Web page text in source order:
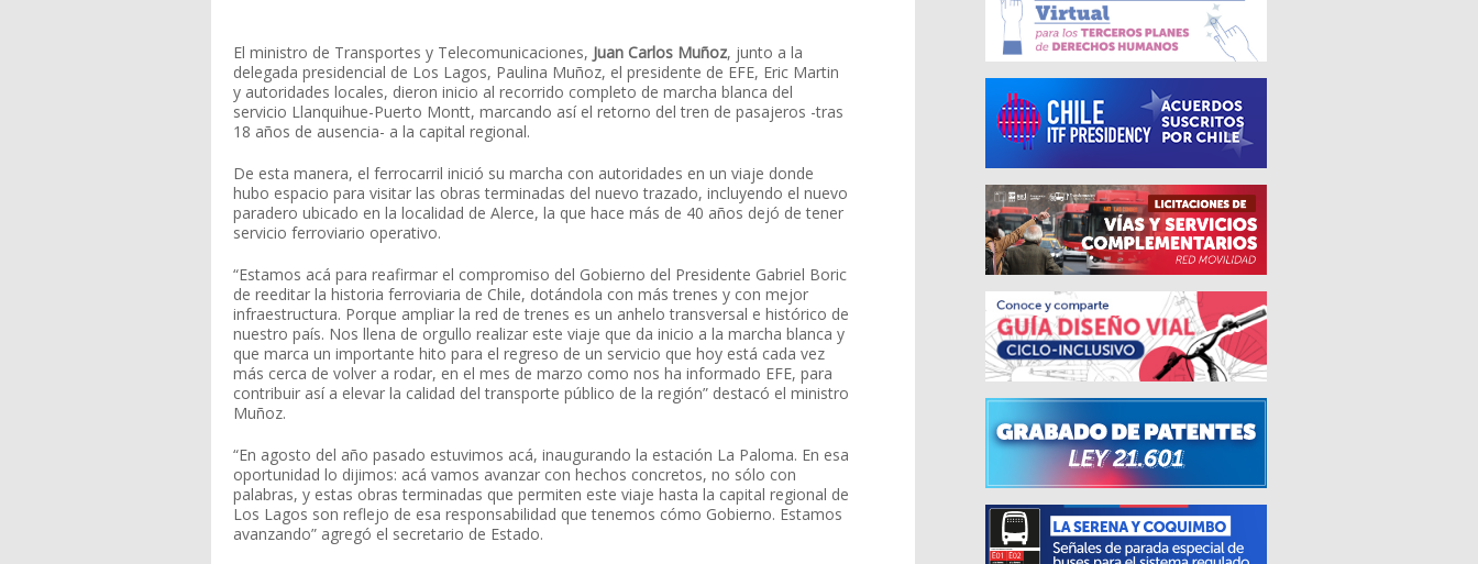
El ministro de Transportes y Telecomunicaciones, Juan Carlos Muñoz, junto a la
delegada presidencial de Los Lagos, Paulina Muñoz, el presidente de EFE, Eric Martin
y autoridades locales, dieron inicio al recorrido completo de marcha blanca del
servicio Llanquihue-Puerto Montt, marcando así el retorno del tren de pasajeros -tras
18 años de ausencia- a la capital regional.
De esta manera, el ferrocarril inició su marcha con autoridades en un viaje donde
hubo espacio para visitar las obras terminadas del nuevo trazado, incluyendo el nuevo
paradero ubicado en la localidad de Alerce, la que hace más de 40 años dejó de tener
servicio ferroviario operativo.
“Estamos acá para reafirmar el compromiso del Gobierno del Presidente Gabriel Boric
de reeditar la historia ferroviaria de Chile, dotándola con más trenes y con mejor
infraestructura. Porque ampliar la red de trenes es un anhelo transversal e histórico de
nuestro país. Nos llena de orgullo realizar este viaje que da inicio a la marcha blanca y
que marca un importante hito para el regreso de un servicio que hoy está cada vez
más cerca de volver a rodar, en el mes de marzo como nos ha informado EFE, para
contribuir así a elevar la calidad del transporte público de la región” destacó el ministro
Muñoz.
“En agosto del año pasado estuvimos acá, inaugurando la estación La Paloma. En esa
oportunidad lo dijimos: acá vamos avanzar con hechos concretos, no sólo con
palabras, y estas obras terminadas que permiten este viaje hasta la capital regional de
Los Lagos son reflejo de esa responsabilidad que tenemos cómo Gobierno. Estamos
avanzando” agregó el secretario de Estado.